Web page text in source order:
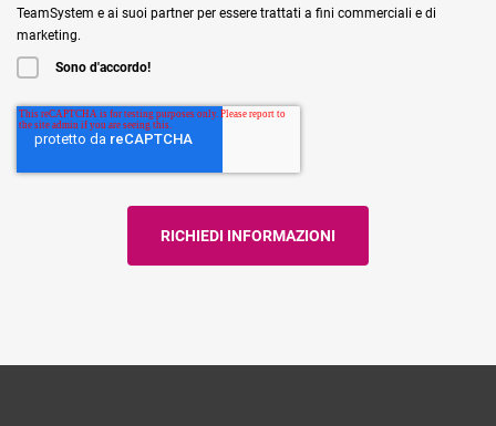
TeamSystem e ai suoi partner per essere trattati a fini commerciali e di
marketing.
Sono d'accordo!